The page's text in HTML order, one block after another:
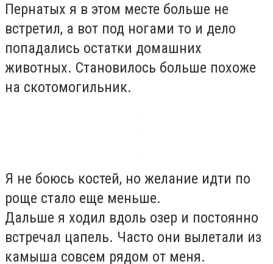
Пернатых я в этом месте больше не
встретил, а вот под ногами то и дело
попадались остатки домашних
животных. Становилось больше похоже
на скотомогильник.
Я не боюсь костей, но желание идти по
роще стало еще меньше.
Дальше я ходил вдоль озер и постоянно
встречал цапель. Часто они вылетали из
камыша совсем рядом от меня.